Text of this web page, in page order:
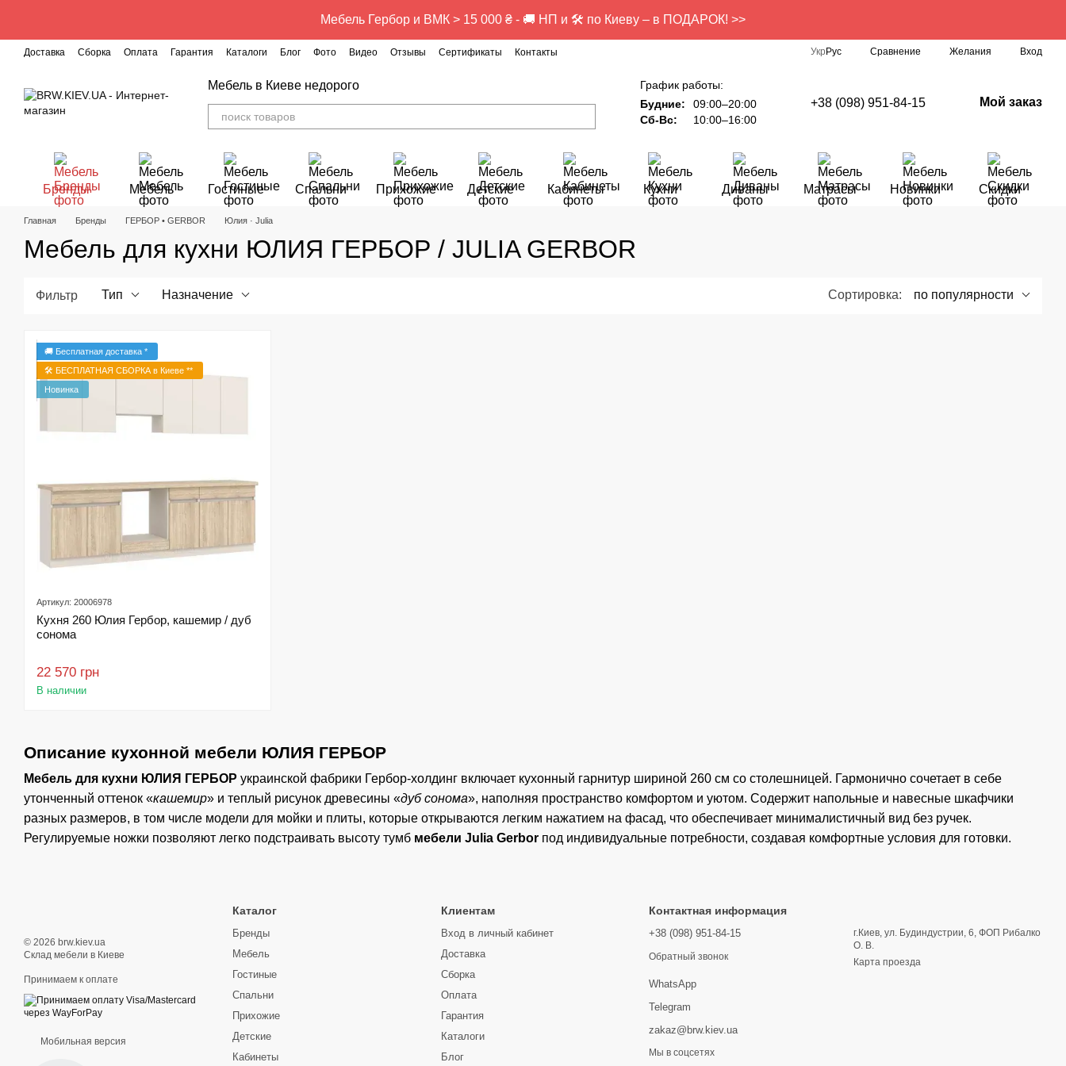
Мебель Гербор и ВМК > 15 000 ₴ - 🚚 НП и 🛠️ по Киеву – в ПОДАРОК! >>
Доставка Сборка Оплата Гарантия Каталоги Блог Фото Видео Отзывы Сертификаты Контакты Укр Рус Сравнение Желания Вход
Мебель в Киеве недорого
График работы:
Будние:
09:00–20:00
Сб-Вс:
10:00–16:00
+38 (098) 951-84-15 Мой заказ
Бренды Мебель Гостиные Спальни Прихожие Детские Кабинеты Кухни Диваны Матрасы Новинки Скидки
Главная Бренды ГЕРБОР • GERBOR Юлия · Julia
Мебель для кухни ЮЛИЯ ГЕРБОР / JULIA GERBOR
Фильтр Тип Назначение Сортировка: по популярности
Описание кухонной мебели ЮЛИЯ ГЕРБОР
Мебель для кухни ЮЛИЯ ГЕРБОР украинской фабрики Гербор-холдинг включает кухонный гарнитур шириной 260 см со столешницей. Гармонично сочетает в себе
утонченный оттенок «кашемир» и теплый рисунок древесины «дуб сонома», наполняя пространство комфортом и уютом. Содержит напольные и навесные шкафчики
разных размеров, в том числе модели для мойки и плиты, которые открываются легким нажатием на фасад, что обеспечивает минималистичный вид без ручек.
Регулируемые ножки позволяют легко подстраивать высоту тумб мебели Julia Gerbor под индивидуальные потребности, создавая комфортные условия для готовки.
🚚 Бесплатная доставка *
🛠️ БЕСПЛАТНАЯ СБОРКА в Киеве **
Новинка
Артикул: 20006978
Кухня 260 Юлия Гербор, кашемир / дуб
сонома
22 570 грн
В наличии
© 2026 brw.kiev.ua
Склад мебели в Киеве
Принимаем к оплате
Мобильная версия
Каталог
Бренды
Мебель
Гостиные
Спальни
Прихожие
Детские
Кабинеты
Клиентам
Вход в личный кабинет
Доставка
Сборка
Оплата
Гарантия
Каталоги
Блог
Контактная информация
+38 (098) 951-84-15
Обратный звонок
WhatsApp
Telegram
zakaz@brw.kiev.ua
г.Киев, ул. Будиндустрии, 6, ФОП Рибалко
О. В.
Карта проезда
Мы в соцсетях